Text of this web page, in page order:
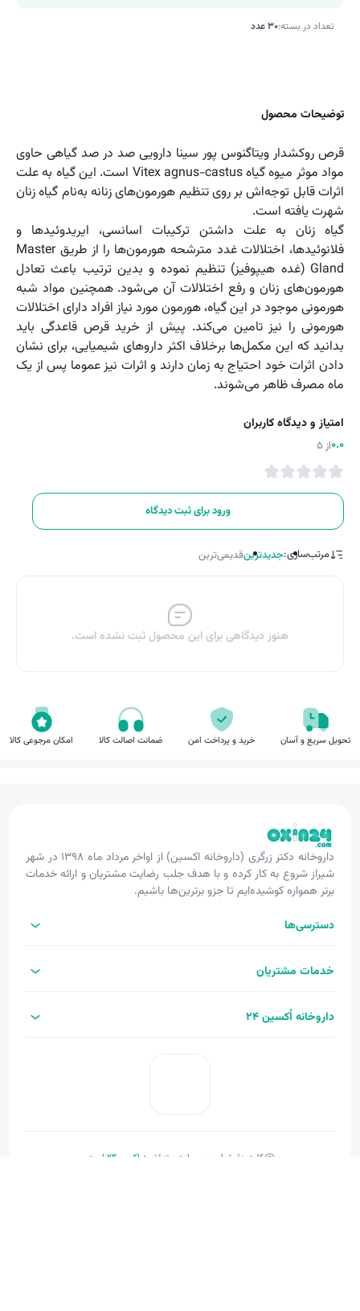
تعداد در بسته:30 عدد
توضیحات محصول
قرص روکشدار ویتاگنوس پور سینا دارویی صد در صد گیاهی حاوی
مواد موثر میوه گیاه Vitex agnus-castus است. این گیاه به علت
اثرات قابل توجه‌اش بر روی تنظیم هورمون‌های زنانه به‌نام گیاه زنان
شهرت یافته است.
گیاه زنان به‌ علت داشتن ترکیبات اسانسی، ایریدوئیدها و
فلانوئیدها، اختلالات غدد مترشحه هورمون‌ها را از طریق Master
Gland (غده هیپوفیز) تنظیم نموده و بدین ترتیب باعث تعادل
هورمون‌های زنان و رفع اختلالات آن می‌شود. همچنین مواد شبه
هورمونی موجود در این گیاه، هورمون مورد نیاز افراد دارای اختلالات
هورمونی را نیز تامین می‌کند. پیش از خرید قرص قاعدگی باید
بدانید که این مکمل‌ها برخلاف اکثر داروهای شیمیایی، برای نشان
دادن اثرات خود احتیاج به زمان دارند و اثرات نیز عموما پس از یک‌
ماه مصرف ظاهر می‌شوند.
امتیاز و دیدگاه کاربران
0.0از 5
ورود برای ثبت دیدگاه
مرتب‌سازی:جدیدترینقدیمی‌ترین
هنوز دیدگاهی برای این محصول ثبت نشده است.
تحویل سریع و آسان خرید و پرداخت امن ضمانت اصالت کالا امکان مرجوعی کالا
داروخانه دکتر زرگری (داروخانه اکسین) از اواخر مرداد ماه ۱۳۹۸ در شهر
شیراز شروع به کار کرده و با هدف جلب رضایت مشتریان و ارائه خدمات
برتر همواره کوشیده‌ایم تا جزو برترین‌ها باشیم.
دسترسی‌ها
خدمات مشتریان
داروخانه اُکسین 24
کلیه حقوق این وب‌سایت متعلق به اکسین‌24
است.